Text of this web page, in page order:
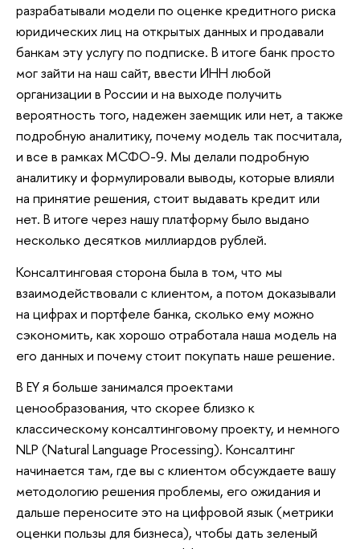
разрабатывали модели по оценке кредитного риска
юридических лиц на открытых данных и продавали
банкам эту услугу по подписке. В итоге банк просто
мог зайти на наш сайт, ввести ИНН любой
организации в России и на выходе получить
вероятность того, надежен заемщик или нет, а также
подробную аналитику, почему модель так посчитала,
и все в рамках МСФО-9. Мы делали подробную
аналитику и формулировали выводы, которые влияли
на принятие решения, стоит выдавать кредит или
нет. В итоге через нашу платформу было выдано
несколько десятков миллиардов рублей.
Консалтинговая сторона была в том, что мы
взаимодействовали с клиентом, а потом доказывали
на цифрах и портфеле банка, сколько ему можно
сэкономить, как хорошо отработала наша модель на
его данных и почему стоит покупать наше решение.
В EY я больше занимался проектами
ценообразования, что скорее близко к
классическому консалтинговому проекту, и немного
NLP (Natural Language Processing). Консалтинг
начинается там, где вы с клиентом обсуждаете вашу
методологию решения проблемы, его ожидания и
дальше переносите это на цифровой язык (метрики
оценки пользы для бизнеса), чтобы дать зеленый